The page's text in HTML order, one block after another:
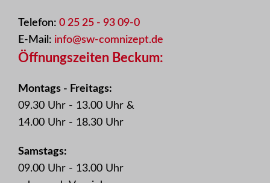
Telefon: 0 25 25 - 93 09-0
E-Mail: info@sw-comnizept.de
Öffnungszeiten Beckum:
Montags - Freitags:
09.30 Uhr - 13.00 Uhr &
14.00 Uhr - 18.30 Uhr
Samstags:
09.00 Uhr - 13.00 Uhr